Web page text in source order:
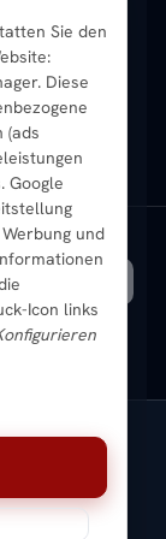
Sie den
Diese
(ads
Google
und
Icon links
Schwarz
Angebote
VERSAND MIT
Versand
Versandkosten